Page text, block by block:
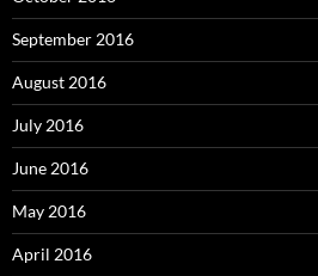
September 2016
August 2016
July 2016
June 2016
May 2016
April 2016